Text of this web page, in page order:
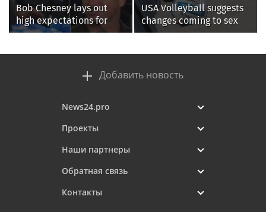
Bob Chesney lays out
high expectations for
UCLA athletics
USA Volleyball suggests
changes coming to sex
testing, while junior
Добавить новость
News24.pro
Проекты
Наши партнеры
Обратная связь
Контакты